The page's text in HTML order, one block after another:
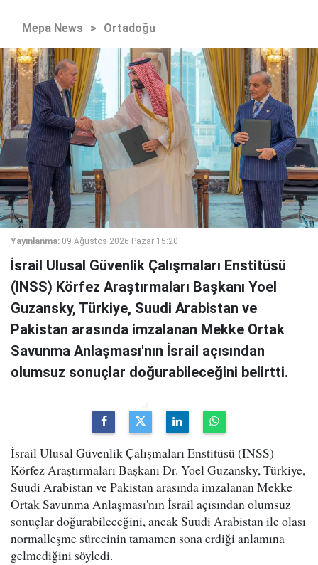
Mepa News > Ortadoğu
Yayınlanma: 09 Ağustos 2026 Pazar 15:20
İsrail Ulusal Güvenlik Çalışmaları Enstitüsü
(INSS) Körfez Araştırmaları Başkanı Yoel
Guzansky, Türkiye, Suudi Arabistan ve
Pakistan arasında imzalanan Mekke Ortak
Savunma Anlaşması'nın İsrail açısından
olumsuz sonuçlar doğurabileceğini belirtti.
İsrail Ulusal Güvenlik Çalışmaları Enstitüsü (INSS)
Körfez Araştırmaları Başkanı Dr. Yoel Guzansky, Türkiye,
Suudi Arabistan ve Pakistan arasında imzalanan Mekke
Ortak Savunma Anlaşması'nın İsrail açısından olumsuz
sonuçlar doğurabileceğini, ancak Suudi Arabistan ile olası
normalleşme sürecinin tamamen sona erdiği anlamına
gelmediğini söyledi.